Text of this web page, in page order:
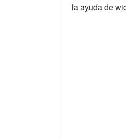
la ayuda de